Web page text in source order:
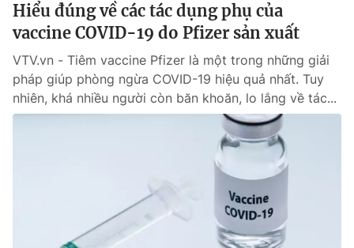
Hiểu đúng về các tác dụng phụ của
vaccine COVID-19 do Pfizer sản xuất
VTV.vn - Tiêm vaccine Pfizer là một trong những giải
pháp giúp phòng ngừa COVID-19 hiệu quả nhất. Tuy
nhiên, khá nhiều người còn băn khoăn, lo lắng về tác...